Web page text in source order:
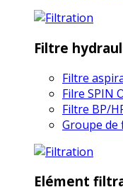
Filtre
Filtre
Filre SPIN
Filtre BP/
Groupe
Elément